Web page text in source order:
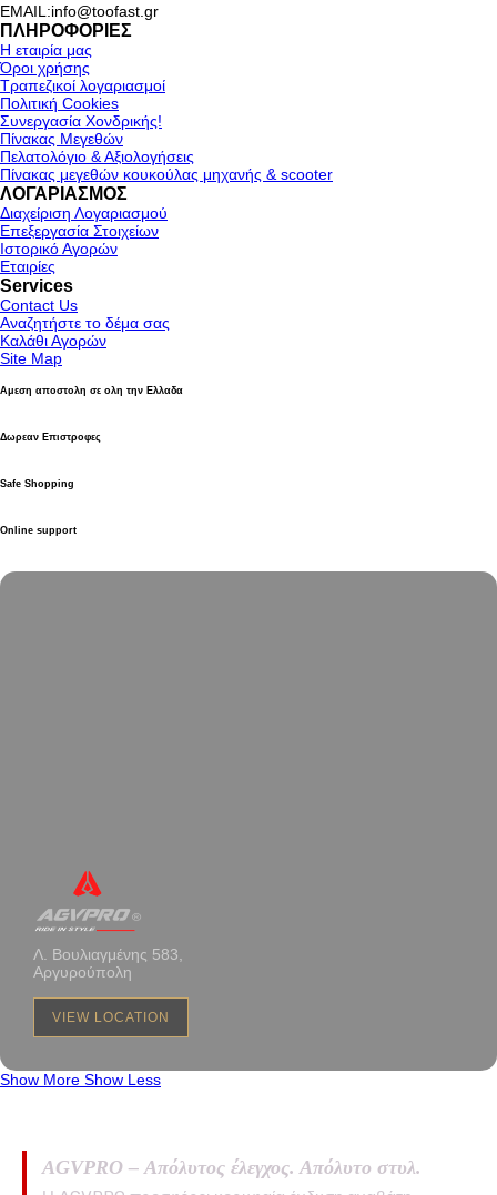
EMAIL:info@toofast.gr
ΠΛΗΡΟΦΟΡΙΕΣ
Η εταιρία μας
Όροι χρήσης
Τραπεζικοί λογαριασμοί
Πολιτική Cookies
Συνεργασία Χονδρικής!
Πίνακας Μεγεθών
Πελατολόγιο & Αξιολογήσεις
Πίνακας μεγεθών κουκούλας μηχανής & scooter
ΛΟΓΑΡΙΑΣΜΟΣ
Διαχείριση Λογαριασμού
Επεξεργασία Στοιχείων
Ιστορικό Αγορών
Εταιρίες
Services
Contact Us
Αναζητήστε το δέμα σας
Καλάθι Αγορών
Site Map
Αμεση αποστολη σε ολη την Ελλαδα
Δωρεαν Επιστροφες
Safe Shopping
Online support
Λ. Βουλιαγμένης 583,
Αργυρούπολη
VIEW LOCATION
Show More Show Less
AGVPRO – Απόλυτος έλεγχος. Απόλυτο στυλ.